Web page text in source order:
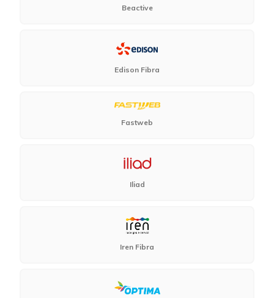
Beactive
Edison Fibra
Fastweb
Iliad
Iren Fibra